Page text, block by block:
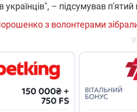
українців", – підсумував
з волонтерами